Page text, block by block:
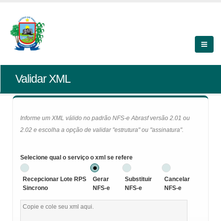
Validar XML
Informe um XML válido no padrão NFS-e Abrasf versão 2.01 ou
2.02 e escolha a opção de validar "estrutura" ou "assinatura".
Selecione qual o serviço o xml se refere
Recepcionar Lote RPS
Sincrono
Gerar
NFS-e
Substituir
NFS-e
Cancelar
NFS-e